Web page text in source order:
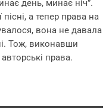
день, минає ніч”.
а тепер права на
вона не давала
Тож, виконавши
права.